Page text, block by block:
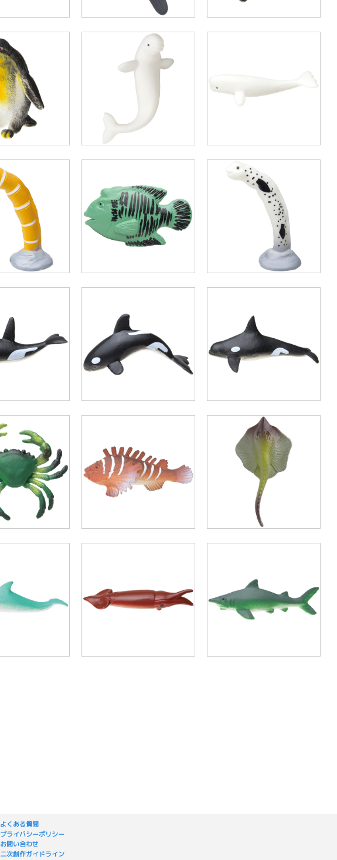
よくある質問
プライバシーポリシー
お問い合わせ
二次創作ガイドライン